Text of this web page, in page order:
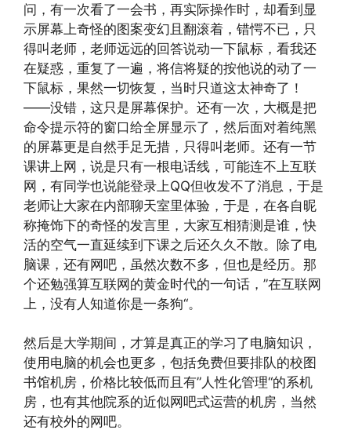
问，有一次看了一会书，再实际操作时，却看到显
示屏幕上奇怪的图案变幻且翻滚着，错愕不已，只
得叫老师，老师远远的回答说动一下鼠标，看我还
在疑惑，重复了一遍，将信将疑的按他说的动了一
下鼠标，果然一切恢复，当时只道这太神奇了！
——没错，这只是屏幕保护。还有一次，大概是把
命令提示符的窗口给全屏显示了，然后面对着纯黑
的屏幕更是自然手足无措，只得叫老师。还有一节
课讲上网，说是只有一根电话线，可能连不上互联
网，有同学也说能登录上QQ但收发不了消息，于是
老师让大家在内部聊天室里体验，于是，在各自昵
称掩饰下的奇怪的发言里，大家互相猜测是谁，快
活的空气一直延续到下课之后还久久不散。除了电
脑课，还有网吧，虽然次数不多，但也是经历。那
个还勉强算互联网的黄金时代的一句话，”在互联网
上，没有人知道你是一条狗“。
然后是大学期间，才算是真正的学习了电脑知识，
使用电脑的机会也更多，包括免费但要排队的校图
书馆机房，价格比较低而且有”人性化管理“的系机
房，也有其他院系的近似网吧式运营的机房，当然
还有校外的网吧。